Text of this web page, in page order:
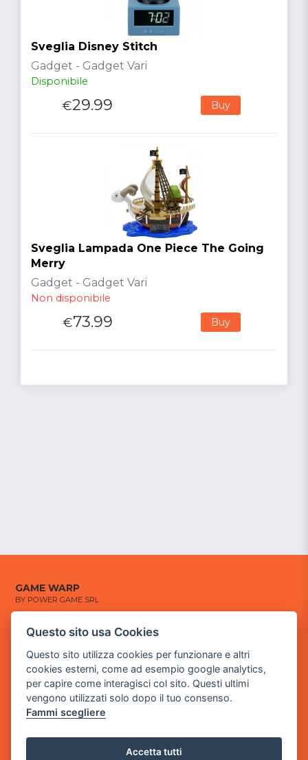
Sveglia Disney Stitch
Gadget - Gadget Vari
Disponibile
€29.99 Buy
Sveglia Lampada One Piece The Going
Merry
Gadget - Gadget Vari
Non disponibile
€73.99 Buy
GAME WARP
BY POWER GAME SRL
Sede Legale
- 25014 Castenedolo, Brescia
Sede Operativa
via Industriale, 2 - 25082 Botticino, BS
Cod. SDI: USAL8PV
Questo sito usa Cookies
Questo sito utilizza cookies per funzionare e altri
cookies esterni, come ad esempio google analytics,
per capire come interagisci col sito. Questi ultimi
vengono utilizzati solo dopo il tuo consenso.
Fammi scegliere
Accetta tutti